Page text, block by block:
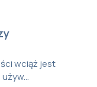
wciąż jest